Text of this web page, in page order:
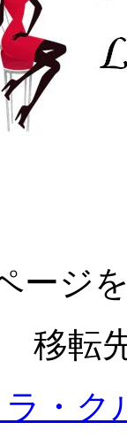
ージ
移転
・ク